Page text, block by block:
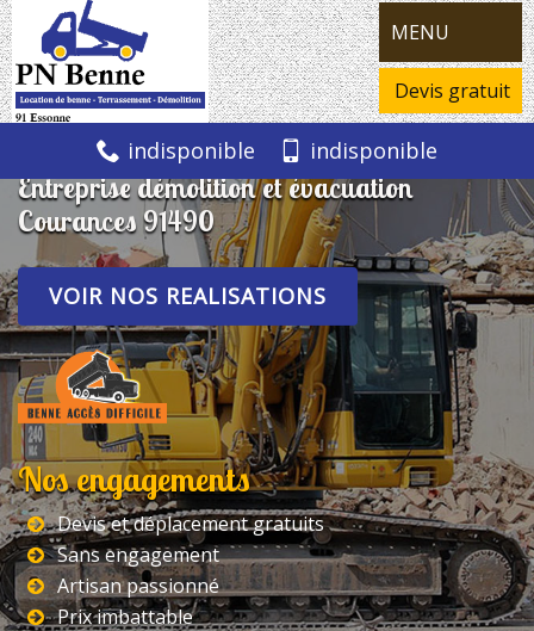
MENU
Devis gratuit
indisponible indisponible
Entreprise démolition et évacuation
Courances 91490
VOIR NOS REALISATIONS
Nos engagements
Devis et déplacement gratuits
Sans engagement
Artisan passionné
Prix imbattable